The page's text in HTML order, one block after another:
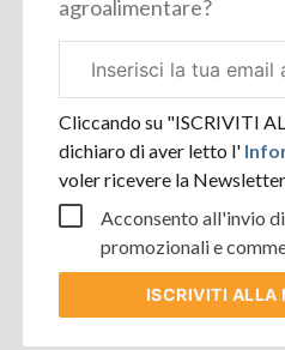
agroalimentare?
aziendale
Cliccando su "ISCRIVITI
dichiaro di aver letto l'
voler ricevere la
Acconsento all'invio
promozionali e
ISCRIVITI ALLA